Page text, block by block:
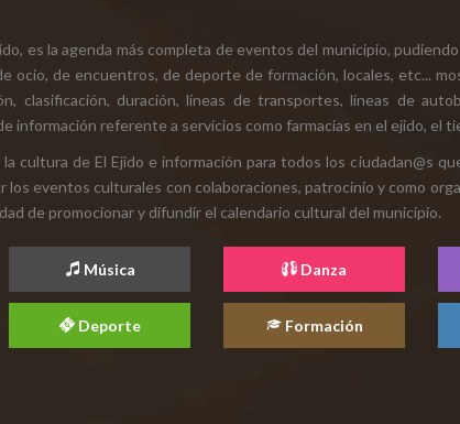
es la agenda más completa de eventos del municipio,
ocio, de encuentros, de deporte de formación, locales, etc...
clasificación, duración, líneas de transportes, líneas de
información referente a servicios como farmacias en el ejido, el
cultura de El Ejido e información para todos los ciudadan@s
los eventos culturales con colaboraciones, patrocinio y como
de promocionar y difundir el calendario cultural del municipio.
Música Danza
Deporte Formación